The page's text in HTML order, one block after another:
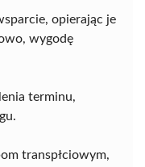
opierając je
wygodę
terminu,
transpłciowym,